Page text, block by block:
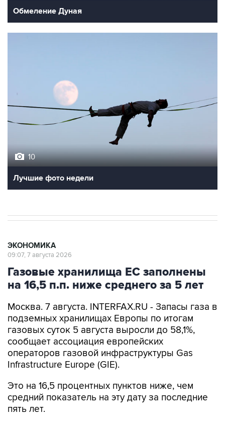
Обмеление Дуная
10
Лучшие фото недели
ЭКОНОМИКА
09:07, 7 августа 2026
Газовые хранилища ЕС заполнены
на 16,5 п.п. ниже среднего за 5 лет
Москва. 7 августа. INTERFAX.RU - Запасы газа в
подземных хранилищах Европы по итогам
газовых суток 5 августа выросли до 58,1%,
сообщает ассоциация европейских
операторов газовой инфраструктуры Gas
Infrastructure Europe (GIE).
Это на 16,5 процентных пунктов ниже, чем
средний показатель на эту дату за последние
пять лет.